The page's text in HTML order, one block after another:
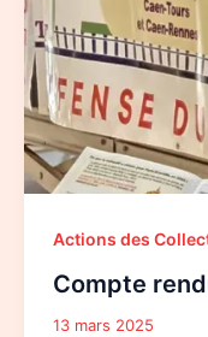
Actions des
Compte
13 mars 2025